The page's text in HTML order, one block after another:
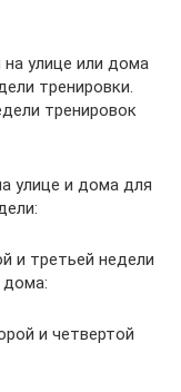
улице или дома
тренировки.
тренировок
улице и дома для
и третьей недели
дома:
и четвертой